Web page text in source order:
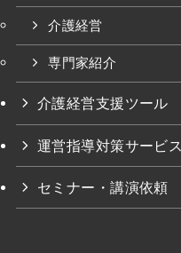
介護経営
専門家紹介
介護経営支援ツール
運営指導対策サービス
セミナー・講演依頼